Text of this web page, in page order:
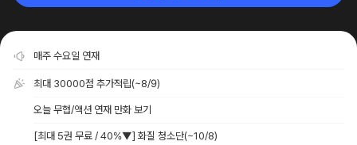
매주 수요일 연재
최대 30000점 추가적립(~8/9)
오늘 무협/액션 연재 만화 보기
[최대 5권 무료 / 40%▼] 화질 청소단(~10/8)